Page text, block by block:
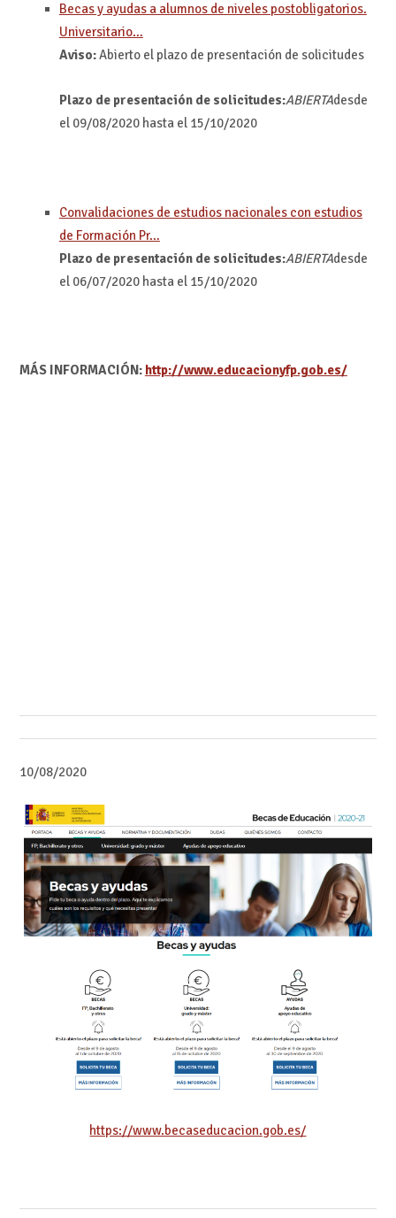
Becas y ayudas a alumnos de niveles postobligatorios.
Universitario…
Aviso:Abierto el plazo de presentación de solicitudes
Plazo de presentación de solicitudes:ABIERTAdesde
el 09/08/2020 hasta el 15/10/2020
Convalidaciones de estudios nacionales con estudios
de Formación Pr…
Plazo de presentación de solicitudes:ABIERTAdesde
el 06/07/2020 hasta el 15/10/2020
MÁS INFORMACIÓN: http://www.educacionyfp.gob.es/
10/08/2020
https://www.becaseducacion.gob.es/